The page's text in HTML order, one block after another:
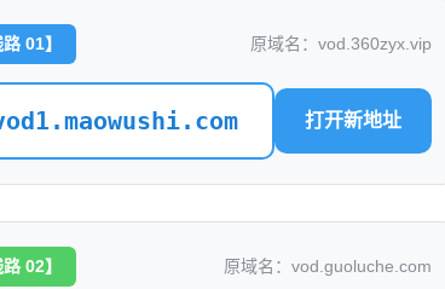
动漫
片必应 🎉福利赞助 🎉演示站
路 01】 原域名：vod.360zyx.vip
打开新地址
路 02】 原域名：vod.guoluche.com